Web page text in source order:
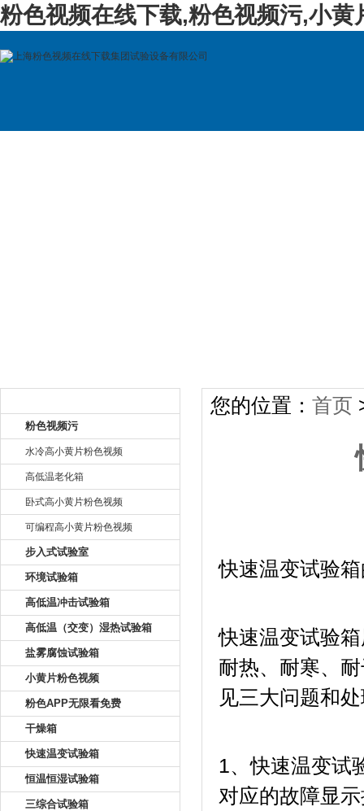
粉色视频在线下载,粉色视频污,小
粉色视频污
水冷高小黄片粉色视频
高低温老化箱
卧式高小黄片粉色视频
可编程高小黄片粉色视频
步入式试验室
环境试验箱
高低温冲击试验箱
高低温（交变）湿热试验箱
盐雾腐蚀试验箱
小黄片粉色视频
粉色APP无限看免费
干燥箱
快速温变试验箱
恒温恒湿试验箱
三综合试验箱
您的位置： 首页
快速温变试验
快速温变试验
耐热、耐寒
见三大问题和
1、快速温变
对应的故障显示